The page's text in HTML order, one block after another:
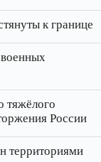
к границе
тяжёлого
России
территориями